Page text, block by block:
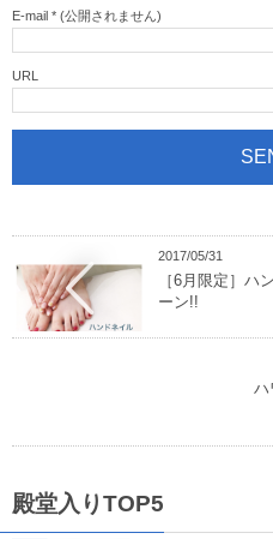
E-mail * (公開されません)
URL
2017/05/31
［6月限定］ハ
ーン!!
ハ
殿堂入りTOP5